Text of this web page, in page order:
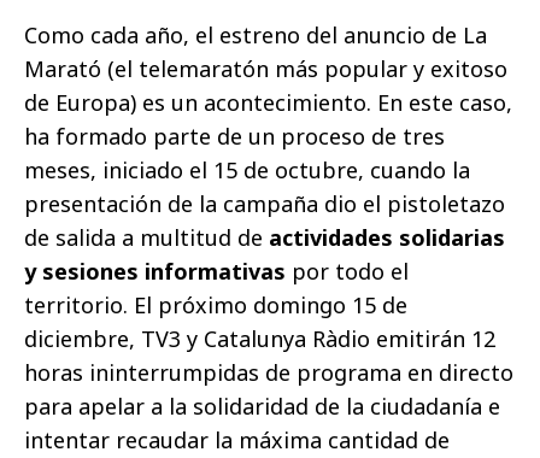
Como cada año, el estreno del anuncio de La
Marató (el telemaratón más popular y exitoso
de Europa) es un acontecimiento. En este caso,
ha formado parte de un proceso de tres
meses, iniciado el 15 de octubre, cuando la
presentación de la campaña dio el pistoletazo
de salida a multitud de actividades solidarias
y sesiones informativas por todo el
territorio. El próximo domingo 15 de
diciembre, TV3 y Catalunya Ràdio emitirán 12
horas ininterrumpidas de programa en directo
para apelar a la solidaridad de la ciudadanía e
intentar recaudar la máxima cantidad de